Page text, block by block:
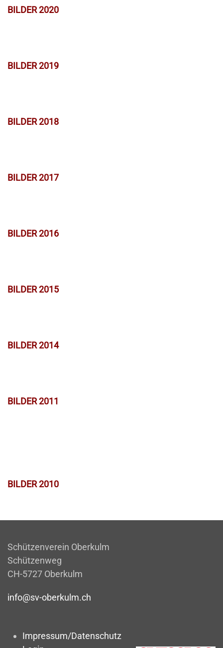
BILDER 2020
BILDER 2019
BILDER 2018
BILDER 2017
BILDER 2016
BILDER 2015
BILDER 2014
BILDER 2011
BILDER 2010
Schützenverein Oberkulm
Schützenweg
CH-5727 Oberkulm
info@sv-oberkulm.ch
Impressum/Datenschutz